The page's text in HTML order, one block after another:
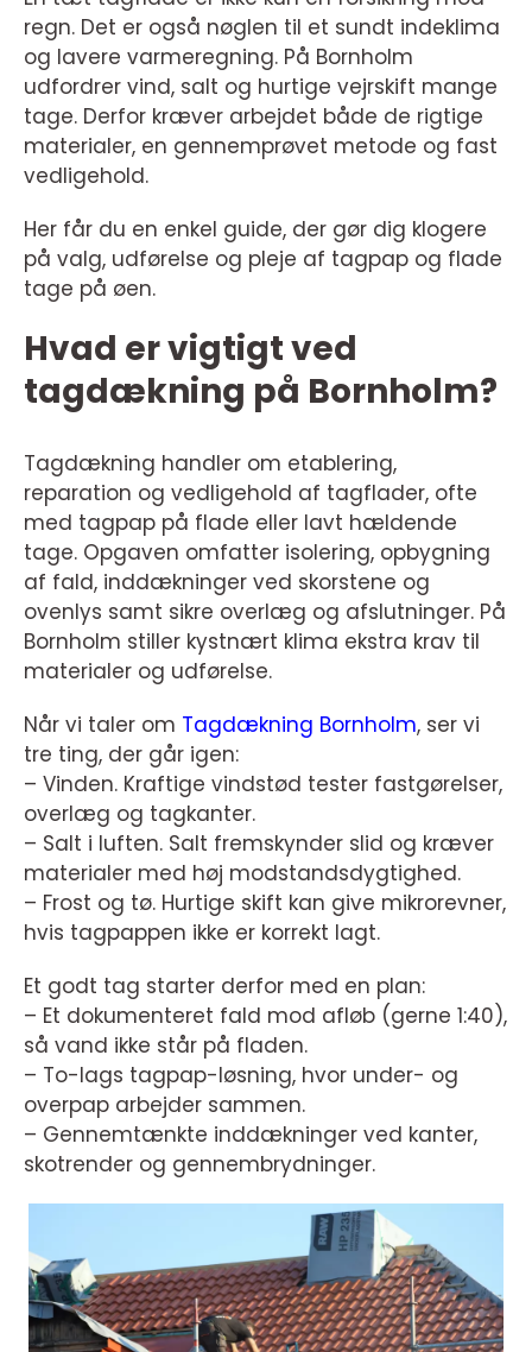
regn. Det er også nøglen til et sundt indeklima
og lavere varmeregning. På Bornholm
udfordrer vind, salt og hurtige vejrskift mange
tage. Derfor kræver arbejdet både de rigtige
materialer, en gennemprøvet metode og fast
vedligehold.
Her får du en enkel guide, der gør dig klogere
på valg, udførelse og pleje af tagpap og flade
tage på øen.
Hvad er vigtigt ved
tagdækning på Bornholm?
Tagdækning handler om etablering,
reparation og vedligehold af tagflader, ofte
med tagpap på flade eller lavt hældende
tage. Opgaven omfatter isolering, opbygning
af fald, inddækninger ved skorstene og
ovenlys samt sikre overlæg og afslutninger. På
Bornholm stiller kystnært klima ekstra krav til
materialer og udførelse.
Når vi taler om Tagdækning Bornholm, ser vi
tre ting, der går igen:
– Vinden. Kraftige vindstød tester fastgørelser,
overlæg og tagkanter.
– Salt i luften. Salt fremskynder slid og kræver
materialer med høj modstandsdygtighed.
– Frost og tø. Hurtige skift kan give mikrorevner,
hvis tagpappen ikke er korrekt lagt.
Et godt tag starter derfor med en plan:
– Et dokumenteret fald mod afløb (gerne 1:40),
så vand ikke står på fladen.
– To-lags tagpap-løsning, hvor under- og
overpap arbejder sammen.
– Gennemtænkte inddækninger ved kanter,
skotrender og gennembrydninger.